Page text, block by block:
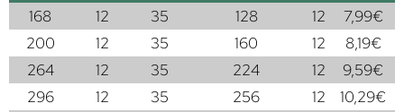
168
12 35 128 12 7,99€
200
12 35 160 12 8,19€
264
12 35 224 12 9,59€
296
12 35 256 12 10,29€